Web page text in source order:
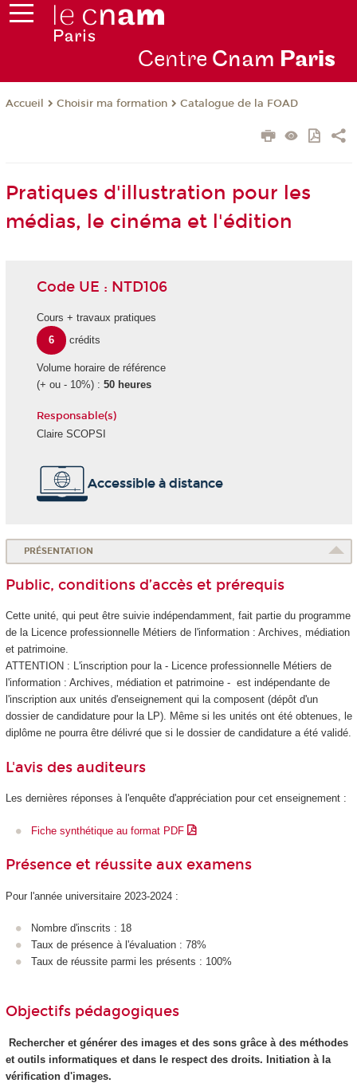
Centre Cnam Paris
Accueil Choisir ma formation Catalogue de la FOAD
Pratiques d'illustration pour les
médias, le cinéma et l'édition
Code UE : NTD106
Cours + travaux pratiques
6
crédits
Volume horaire de référence
(+ ou - 10%) : 50 heures
Responsable(s)
Claire SCOPSI
Accessible à distance
PRÉSENTATION
Public, conditions d’accès et prérequis
Cette unité, qui peut être suivie indépendamment, fait partie du programme
de la Licence professionnelle Métiers de l'information : Archives, médiation
et patrimoine.
ATTENTION : L'inscription pour la - Licence professionnelle Métiers de
l'information : Archives, médiation et patrimoine - est indépendante de
l'inscription aux unités d'enseignementqui la composent (dépôt d'un
dossier de candidature pour la LP). Même si les unités ont été obtenues, le
diplôme ne pourra être délivré que si le dossier de candidature a été validé.
L'avis des auditeurs
Les dernières réponses à l'enquête d'appréciation pour cet enseignement :
Fiche synthétique au format PDF
Présence et réussite aux examens
Pour l'année universitaire 2023-2024 :
Nombre d'inscrits : 18
Taux de présence à l'évaluation : 78%
Taux de réussite parmi les présents : 100%
Objectifs pédagogiques
Rechercher et générer des images et des sons grâce à des méthodes
et outils informatiques et dans le respect des droits. Initiation à la
vérification d'images.